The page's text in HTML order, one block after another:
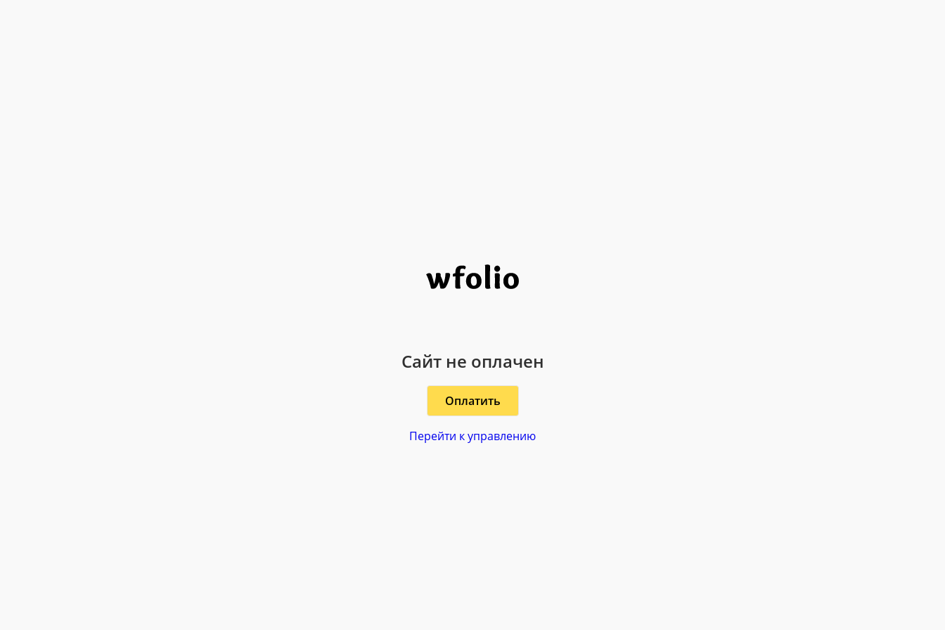
Сайт не оплачен
Оплатить
Перейти к управлению